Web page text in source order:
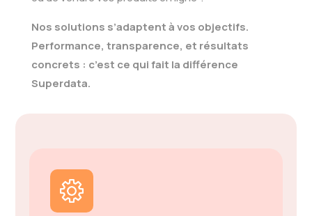
Nos solutions s’adaptent à vos objectifs.
Performance, transparence, et résultats
concrets : c’est ce qui fait la différence
Superdata.